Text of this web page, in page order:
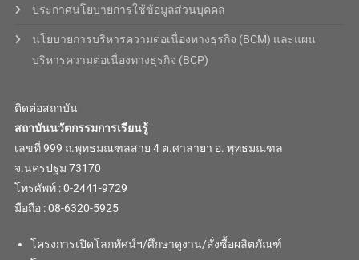
ประกาศนโยบายการใช้ข้อมูลส่วนบุคคล
นโยบายการบริหารความต่อเนื่องทางธุรกิจ (BCM) และแผน
บริหารความต่อเนื่องทางธุรกิจ (BCP)
ติดต่อสถาบัน
สถาบันนวัตกรรมการเรียนรู้
เลขที่ 999 ถ.พุทธมณฑลสาย 4 ต.ศาลายา อ. พุทธมณฑล
จ.นครปฐม 73170
โทรศัพท์ : 0-2441-9729
มือถือ : 08-6320-5925
โครงการเปิดโลกทัศน์ฯ/ศึกษาดูงาน/สั่งซื้อผลิตภัณฑ์